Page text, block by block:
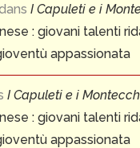
I Capuleti e i
: giovani talenti
appassionata
I Capuleti e i
: giovani talenti
appassionata